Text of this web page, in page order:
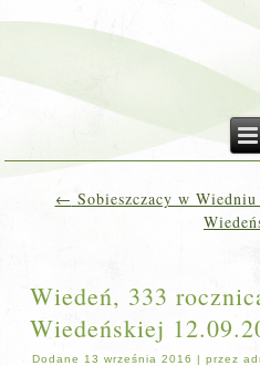
← Sobieszczacy w
Wiedeń, 333
Wiedeńskiej
Dodane 13 września 2016 |przez